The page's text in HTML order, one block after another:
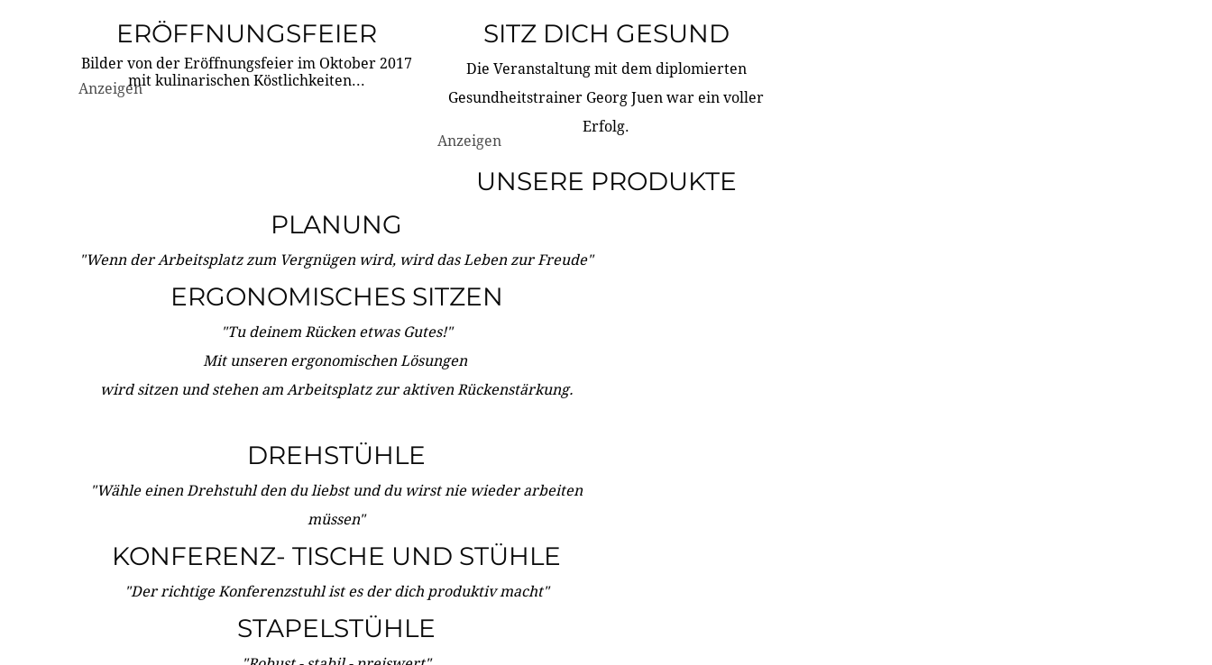
ERÖFFNUNGSFEIER
Bilder von der Eröffnungsfeier im Oktober 2017
mit kulinarischen Köstlichkeiten...
Anzeigen
SITZ DICH GESUND
Die Veranstaltung mit dem diplomierten
Gesundheitstrainer Georg Juen war ein voller
Erfolg.
Anzeigen
UNSERE PRODUKTE
PLANUNG
"Wenn der Arbeitsplatz zum Vergnügen wird, wird das Leben zur Freude"
ERGONOMISCHES SITZEN
"Tu deinem Rücken etwas Gutes!"
Mit unseren ergonomischen Lösungen
wird sitzen und stehen am Arbeitsplatz zur aktiven Rückenstärkung.
DREHSTÜHLE
"Wähle einen Drehstuhl den du liebst und du wirst nie wieder arbeiten
müssen"
KONFERENZ- TISCHE UND STÜHLE
"Der richtige Konferenzstuhl ist es der dich produktiv macht"
STAPELSTÜHLE